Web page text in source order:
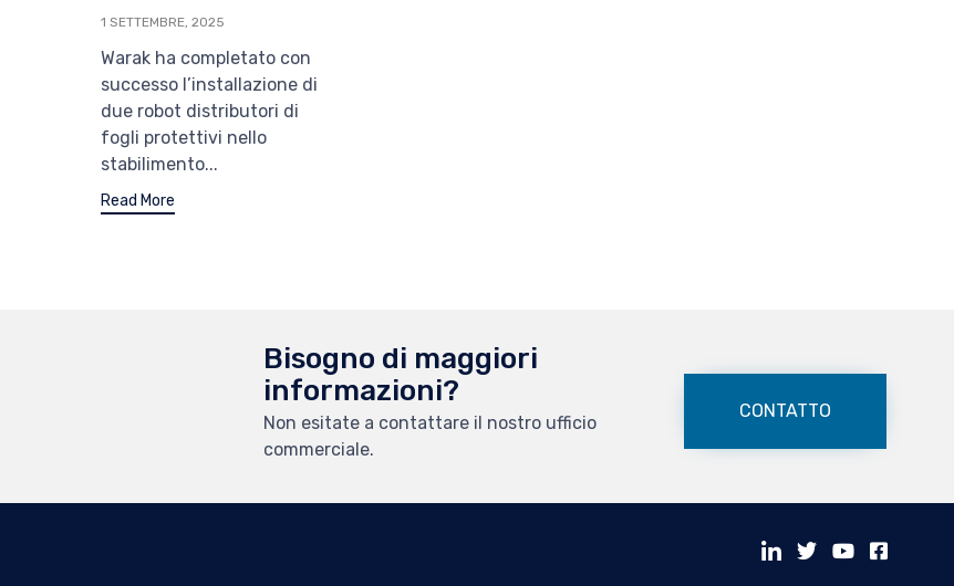
1 SETTEMBRE, 2025
Warak ha completato con
successo l’installazione di
due robot distributori di
fogli protettivi nello
stabilimento...
Read More
Bisogno di maggiori
informazioni?
Non esitate a contattare il nostro ufficio
commerciale.
CONTATTO